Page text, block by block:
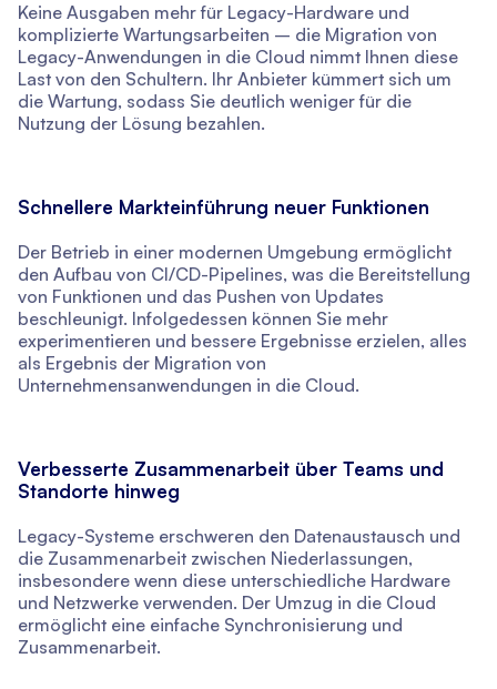
Keine Ausgaben mehr für Legacy-Hardware und
komplizierte Wartungsarbeiten – die Migration von
Legacy-Anwendungen in die Cloud nimmt Ihnen diese
Last von den Schultern. Ihr Anbieter kümmert sich um
die Wartung, sodass Sie deutlich weniger für die
Nutzung der Lösung bezahlen.
Schnellere Markteinführung neuer Funktionen
Der Betrieb in einer modernen Umgebung ermöglicht
den Aufbau von CI/CD-Pipelines, was die Bereitstellung
von Funktionen und das Pushen von Updates
beschleunigt. Infolgedessen können Sie mehr
experimentieren und bessere Ergebnisse erzielen, alles
als Ergebnis der Migration von
Unternehmensanwendungen in die Cloud.
Verbesserte Zusammenarbeit über Teams und
Standorte hinweg
Legacy-Systeme erschweren den Datenaustausch und
die Zusammenarbeit zwischen Niederlassungen,
insbesondere wenn diese unterschiedliche Hardware
und Netzwerke verwenden. Der Umzug in die Cloud
ermöglicht eine einfache Synchronisierung und
Zusammenarbeit.